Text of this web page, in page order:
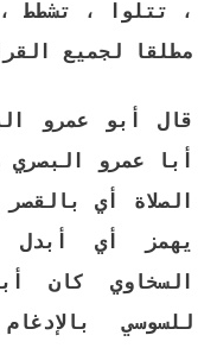
، تتلوا ، تشطط ،
مطلقا لجميع
قال أبو عمرو
أبا عمرو
الصلاة أي
يهمز أي أبدل
السخاوي كان
للسوسي